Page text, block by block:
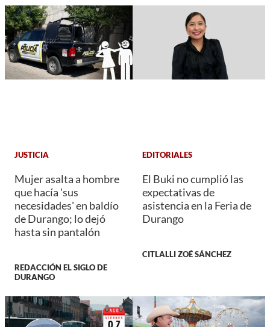
JUSTICIA
Mujer asalta a hombre
que hacía 'sus
necesidades' en baldío
de Durango; lo dejó
hasta sin pantalón
REDACCIÓN EL SIGLO DE
DURANGO
EDITORIALES
El Buki no cumplió las
expectativas de
asistencia en la Feria de
Durango
CITLALLI ZOÉ SÁNCHEZ